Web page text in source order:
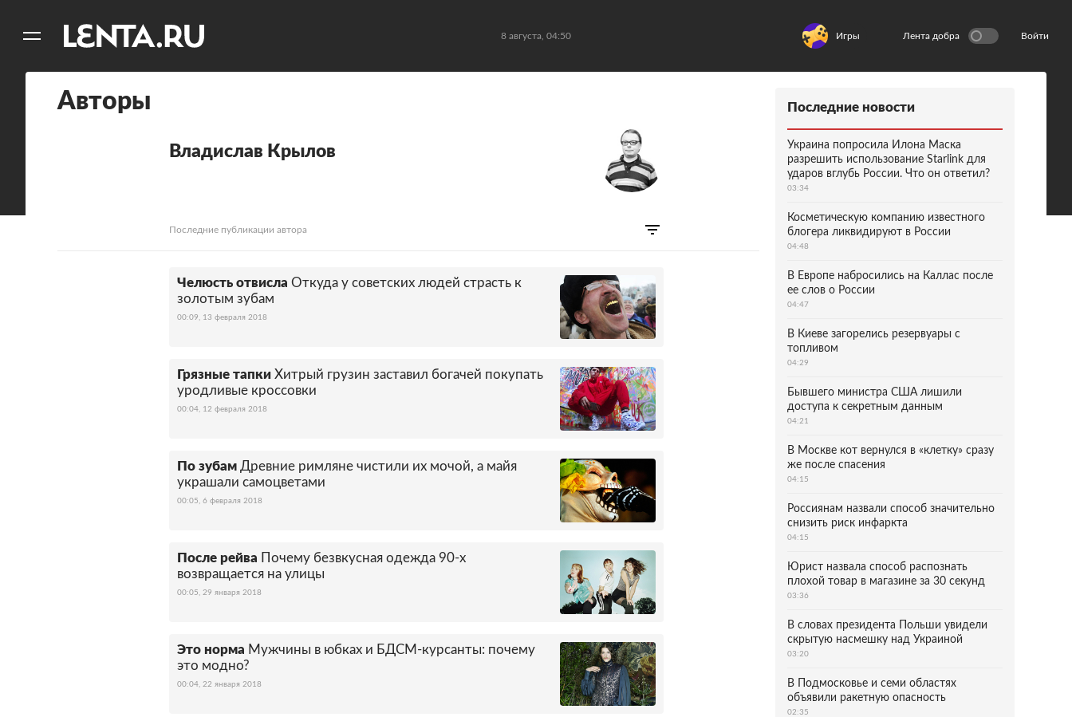
8 августа, 04:50 Игры Лента добра Войти
Авторы
Владислав Крылов
Последние публикации автора
Челюсть отвисла Откуда у советских людей страсть к
золотым зубам
00:09, 13 февраля 2018
Грязные тапки Хитрый грузин заставил богачей покупать
уродливые кроссовки
00:04, 12 февраля 2018
По зубам Древние римляне чистили их мочой, а майя
украшали самоцветами
00:05, 6 февраля 2018
После рейва Почему безвкусная одежда 90-х
возвращается на улицы
00:05, 29 января 2018
Это норма Мужчины в юбках и БДСМ-курсанты: почему
это модно?
00:04, 22 января 2018
Последние новости
Украина попросила Илона Маска
разрешить использование Starlink для
ударов вглубь России. Что он ответил?
03:34
Косметическую компанию известного
блогера ликвидируют в России
04:48
В Европе набросились на Каллас после
ее слов о России
04:47
В Киеве загорелись резервуары с
топливом
04:29
Бывшего министра США лишили
доступа к секретным данным
04:21
В Москве кот вернулся в «клетку» сразу
же после спасения
04:15
Россиянам назвали способ значительно
снизить риск инфаркта
04:15
Юрист назвала способ распознать
плохой товар в магазине за 30 секунд
03:36
В словах президента Польши увидели
скрытую насмешку над Украиной
03:20
В Подмосковье и семи областях
объявили ракетную опасность
02:35